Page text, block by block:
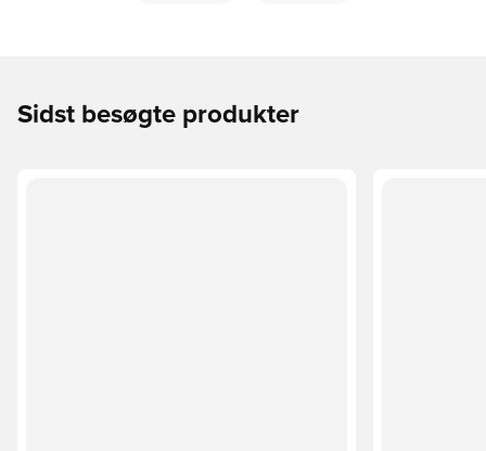
Sidst besøgte produkter